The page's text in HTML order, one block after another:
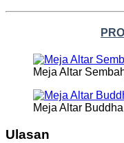
Meja Altar
Meja Altar
Ulasan